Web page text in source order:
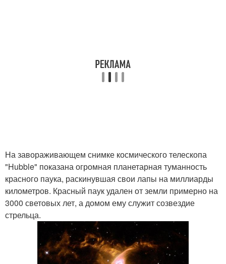
На завораживающем снимке космического телескопа
"Hubble" показана огромная планетарная туманность
красного паука, раскинувшая свои лапы на миллиарды
километров. Красный паук удален от земли примерно на
3000 световых лет, а домом ему служит созвездие
стрельца.